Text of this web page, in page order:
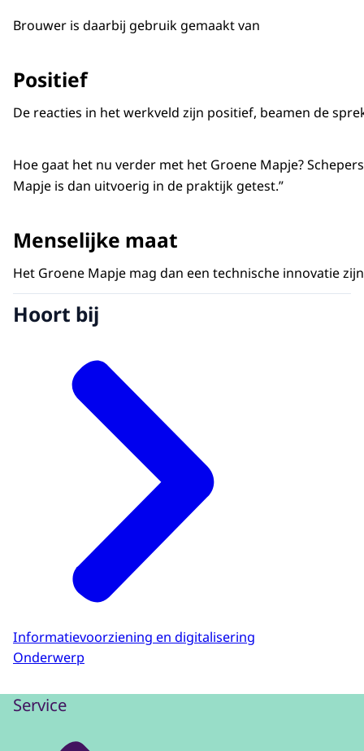
Brouwer is daarbij gebruik gemaakt van
Positief
De reacties in het werkveld zijn positief, beamen de
Hoe gaat het nu verder met het Groene Mapje?
Mapje is dan uitvoerig in de praktijk getest.”
Menselijke maat
Het Groene Mapje mag dan een technische innovatie
Hoort bij
Informatievoorziening en digitalisering
Onderwerp
Service